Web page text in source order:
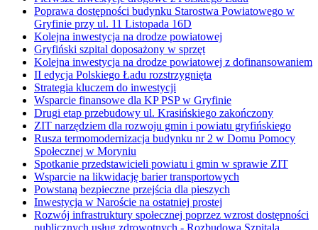
Poprawa dostępności budynku Starostwa Powiatowego w
Gryfinie przy ul. 11 Listopada 16D
Kolejna inwestycja na drodze powiatowej
Gryfiński szpital doposażony w sprzęt
Kolejna inwestycja na drodze powiatowej z dofinansowaniem
II edycja Polskiego Ładu rozstrzygnięta
Strategia kluczem do inwestycji
Wsparcie finansowe dla KP PSP w Gryfinie
Drugi etap przebudowy ul. Krasińskiego zakończony
ZIT narzędziem dla rozwoju gmin i powiatu gryfińskiego
Rusza termomodernizacja budynku nr 2 w Domu Pomocy
Społecznej w Moryniu
Spotkanie przedstawicieli powiatu i gmin w sprawie ZIT
Wsparcie na likwidację barier transportowych
Powstaną bezpieczne przejścia dla pieszych
Inwestycja w Naroście na ostatniej prostej
Rozwój infrastruktury społecznej poprzez wzrost dostępności
publicznych usług zdrowotnych - Rozbudowa Szpitala